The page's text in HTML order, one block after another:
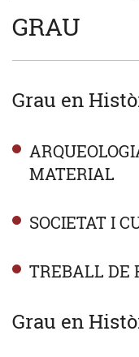
GRAU
Grau en
MATERIAL
SOCIETAT I
TREBALL DE
Grau en